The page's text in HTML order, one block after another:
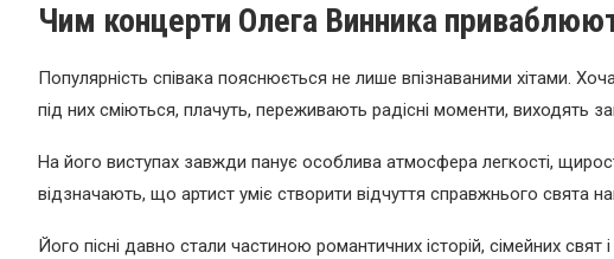
Чим концерти Олега Винника
Популярність співака пояснюється не лише впізнаваними хітами.
під них сміються, плачуть, переживають радісні моменти, виходять
На його виступах завжди панує особлива атмосфера легкості,
відзначають, що артист уміє створити відчуття справжнього свята
Його пісні давно стали частиною романтичних історій, сімейних